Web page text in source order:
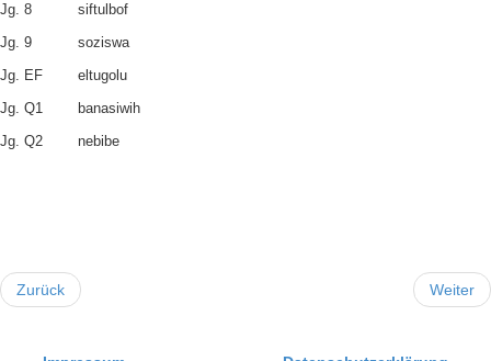
Jg. 8
siftulbof
Jg. 9
soziswa
Jg. EF
eltugolu
Jg. Q1
banasiwih
Jg. Q2
nebibe
Zurück Weiter